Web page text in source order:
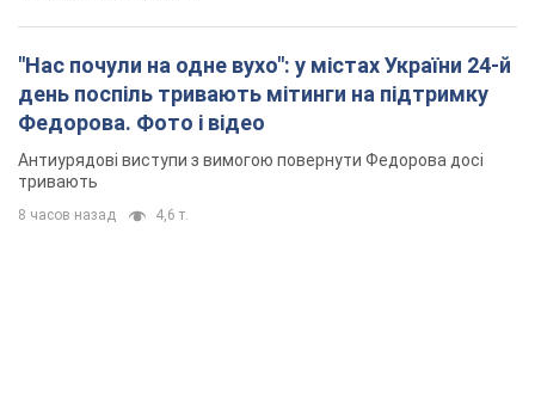
"Нас почули на одне вухо": у містах України 24-й
день поспіль тривають мітинги на підтримку
Федорова. Фото і відео
Антиурядові виступи з вимогою повернути Федорова досі
тривають
8 часов назад 4,6 т.